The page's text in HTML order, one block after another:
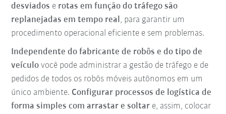
desviados e rotas em função do tráfego são
replanejadas em tempo real , para garantir um
procedimento operacional eficiente e sem problemas.
Independente do fabricante de robôs e do tipo de
veículo você pode administrar a gestão de tráfego e de
pedidos de todos os robôs móveis autônomos em um
único ambiente. Configurar processos de logística de
forma simples com arrastar e soltar e, assim, colocar